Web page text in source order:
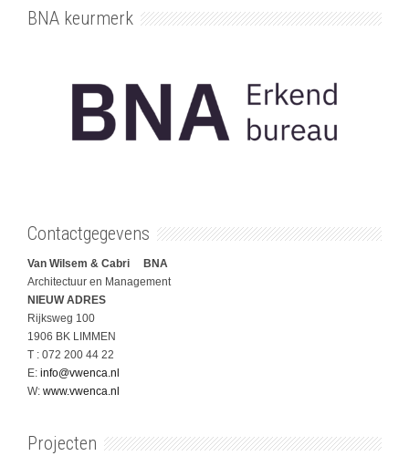
BNA keurmerk
Contactgegevens
Van Wilsem & Cabri BNA
Architectuur en Management
NIEUW ADRES
Rijksweg 100
1906 BK LIMMEN
T : 072 200 44 22
E: info@vwenca.nl
W: www.vwenca.nl
Projecten